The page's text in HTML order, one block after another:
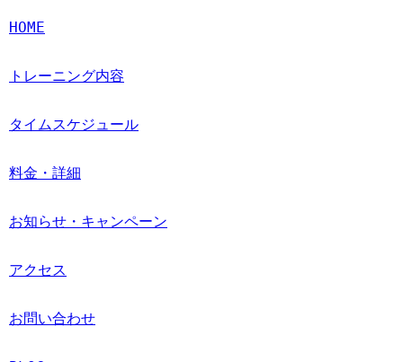
HOME
トレーニング内容
タイムスケジュール
料金・詳細
お知らせ・キャンペーン
アクセス
お問い合わせ